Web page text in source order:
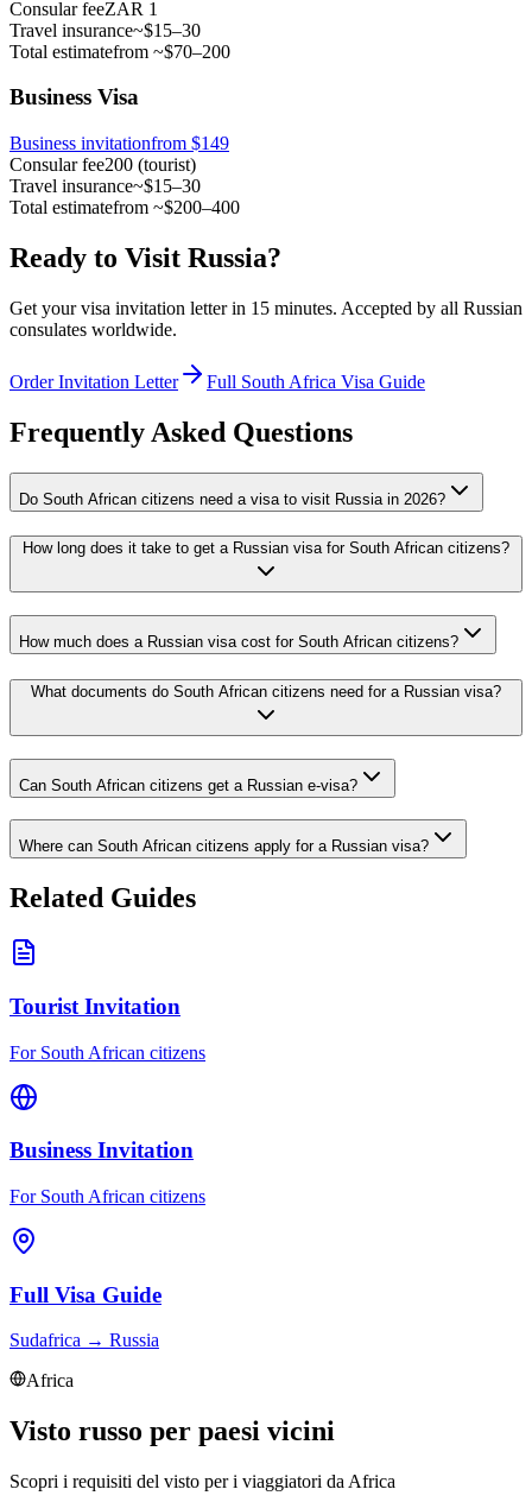
Consular feeZAR 1
Travel insurance~$15–30
Total estimatefrom ~$70–200
Business Visa
Business invitationfrom $149
Consular fee200 (tourist)
Travel insurance~$15–30
Total estimatefrom ~$200–400
Ready to Visit Russia?
Get your visa invitation letter in 15 minutes. Accepted by all Russian
consulates worldwide.
Order Invitation Letter Full South Africa Visa Guide
Frequently Asked Questions
Do South African citizens need a visa to visit Russia in 2026?
How long does it take to get a Russian visa for South African citizens?
How much does a Russian visa cost for South African citizens?
What documents do South African citizens need for a Russian visa?
Can South African citizens get a Russian e-visa?
Where can South African citizens apply for a Russian visa?
Related Guides
Tourist Invitation
For South African citizens
Business Invitation
For South African citizens
Full Visa Guide
Sudafrica → Russia
Africa
Visto russo per paesi vicini
Scopri i requisiti del visto per i viaggiatori da Africa